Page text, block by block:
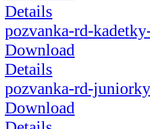
Details
pozvanka-rd-
Download
Details
pozvanka-rd-
Download